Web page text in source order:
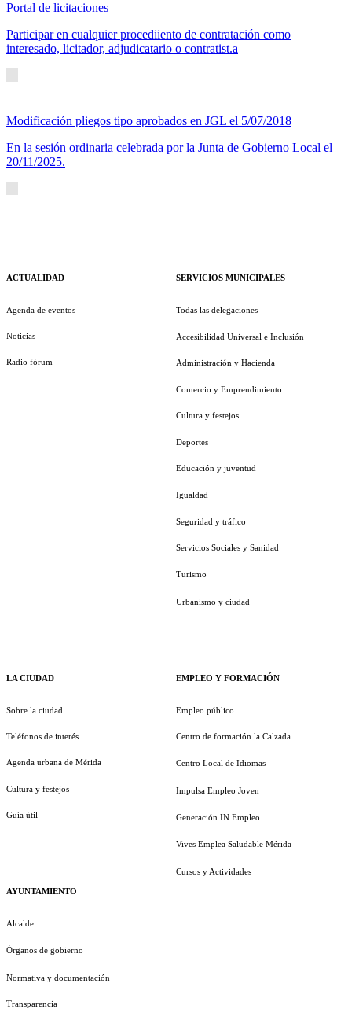
Portal de licitaciones
Participar en cualquier procediiento de contratación como
interesado, licitador, adjudicatario o contratist.a
Modificación pliegos tipo aprobados en JGL el 5/07/2018
En la sesión ordinaria celebrada por la Junta de Gobierno Local el
20/11/2025.
ACTUALIDAD
Agenda de eventos
Noticias
Radio fórum
LA CIUDAD
Sobre la ciudad
Teléfonos de interés
Agenda urbana de Mérida
Cultura y festejos
Guía útil
AYUNTAMIENTO
Alcalde
Órganos de gobierno
Normativa y documentación
Transparencia
SERVICIOS MUNICIPALES
Todas las delegaciones
Accesibilidad Universal e Inclusión
Administración y Hacienda
Comercio y Emprendimiento
Cultura y festejos
Deportes
Educación y juventud
Igualdad
Seguridad y tráfico
Servicios Sociales y Sanidad
Turismo
Urbanismo y ciudad
EMPLEO Y FORMACIÓN
Empleo público
Centro de formación la Calzada
Centro Local de Idiomas
Impulsa Empleo Joven
Generación IN Empleo
Vives Emplea Saludable Mérida
Cursos y Actividades